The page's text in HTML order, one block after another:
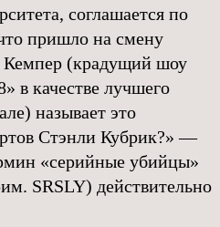
соглашается по
пришло на смену
(крадущий шоу
в качестве лучшего
называет это
Стэнли Кубрик?» —
«серийные убийцы»
SRSLY) действительно